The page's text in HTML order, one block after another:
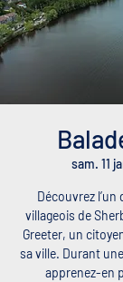
sam. 11
Découvrez
villageois de
Greeter, un
sa ville. Durant
apprenez-en